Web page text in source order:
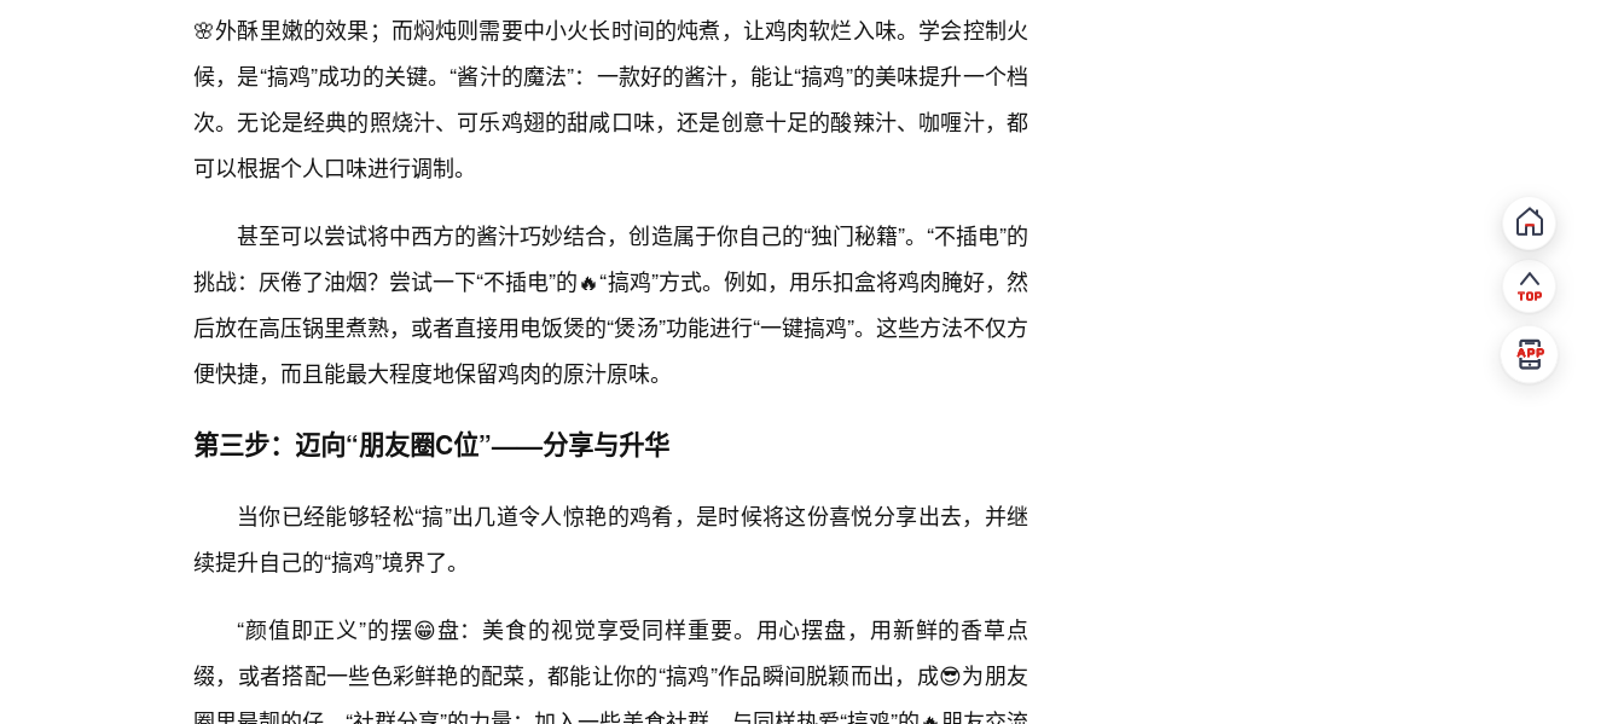
🌸外酥里嫩的效果；而焖炖则需要中小火长时间的炖煮，让鸡肉软烂入味。学会控制火
候，是“搞鸡”成功的关键。“酱汁的魔法”：一款好的酱汁，能让“搞鸡”的美味提升一个档
次。无论是经典的照烧汁、可乐鸡翅的甜咸口味，还是创意十足的酸辣汁、咖喱汁，都
可以根据个人口味进行调制。
甚至可以尝试将中西方的酱汁巧妙结合，创造属于你自己的“独门秘籍”。“不插电”的
挑战：厌倦了油烟？尝试一下“不插电”的🔥“搞鸡”方式。例如，用乐扣盒将鸡肉腌好，然
后放在高压锅里煮熟，或者直接用电饭煲的“煲汤”功能进行“一键搞鸡”。这些方法不仅方
便快捷，而且能最大程度地保留鸡肉的原汁原味。
第三步：迈向“朋友圈C位”——分享与升华
当你已经能够轻松“搞”出几道令人惊艳的鸡肴，是时候将这份喜悦分享出去，并继
续提升自己的“搞鸡”境界了。
“颜值即正义”的摆😁盘：美食的视觉享受同样重要。用心摆盘，用新鲜的香草点
缀，或者搭配一些色彩鲜艳的配菜，都能让你的“搞鸡”作品瞬间脱颖而出，成😎为朋友